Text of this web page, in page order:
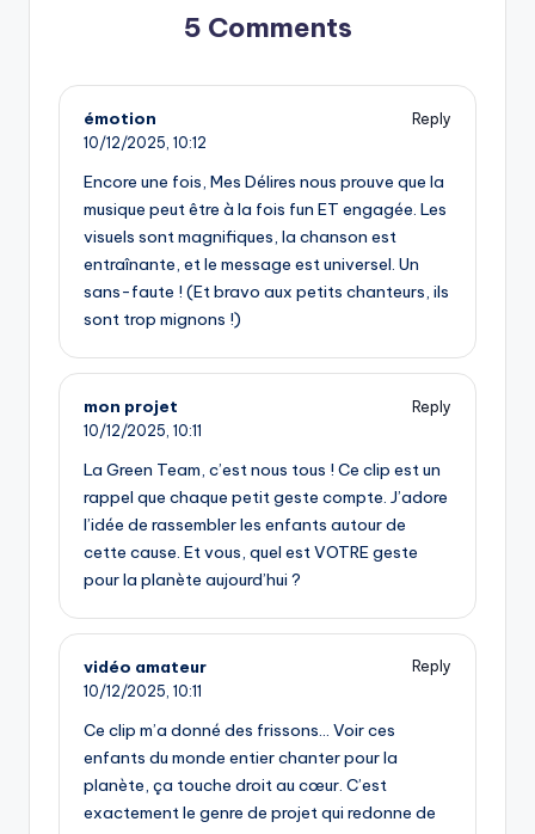
5 Comments
émotion
Reply
10/12/2025, 10:12
Encore une fois, Mes Délires nous prouve que la
musique peut être à la fois fun ET engagée. Les
visuels sont magnifiques, la chanson est
entraînante, et le message est universel. Un
sans-faute ! (Et bravo aux petits chanteurs, ils
sont trop mignons !)
mon projet
Reply
10/12/2025, 10:11
La Green Team, c’est nous tous ! Ce clip est un
rappel que chaque petit geste compte. J’adore
l’idée de rassembler les enfants autour de
cette cause. Et vous, quel est VOTRE geste
pour la planète aujourd’hui ?
vidéo amateur
Reply
10/12/2025, 10:11
Ce clip m’a donné des frissons… Voir ces
enfants du monde entier chanter pour la
planète, ça touche droit au cœur. C’est
exactement le genre de projet qui redonne de